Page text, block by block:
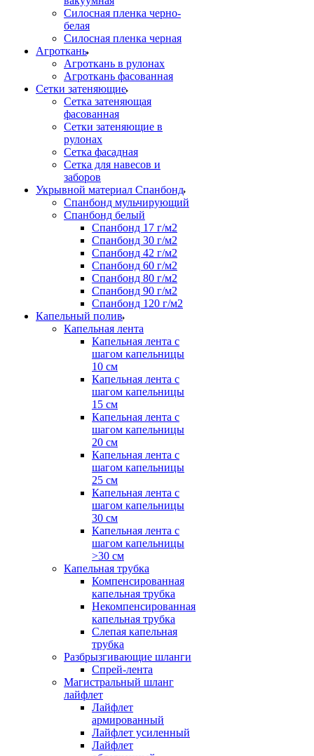
Силосная пленка черно-
белая
Силосная пленка черная
Агроткань
Агроткань в рулонах
Агроткань фасованная
Сетки затеняющие
Сетка затеняющая
фасованная
Сетки затеняющие в
рулонах
Сетка фасадная
Сетка для навесов и
заборов
Укрывной материал Спанбонд
Спанбонд мульчирующий
Спанбонд белый
Спанбонд 17 г/м2
Спанбонд 30 г/м2
Спанбонд 42 г/м2
Спанбонд 60 г/м2
Спанбонд 80 г/м2
Спанбонд 90 г/м2
Спанбонд 120 г/м2
Капельный полив
Капельная лента
Капельная лента с
шагом капельницы
10 см
Капельная лента с
шагом капельницы
15 см
Капельная лента с
шагом капельницы
20 см
Капельная лента с
шагом капельницы
25 см
Капельная лента с
шагом капельницы
30 см
Капельная лента с
шагом капельницы
>30 см
Капельная трубка
Компенсированная
капельная трубка
Некомпенсированная
капельная трубка
Слепая капельная
трубка
Разбрызгивающие шланги
Спрей-лента
Магистральный шланг
лайфлет
Лайфлет
армированный
Лайфлет усиленный
Лайфлет